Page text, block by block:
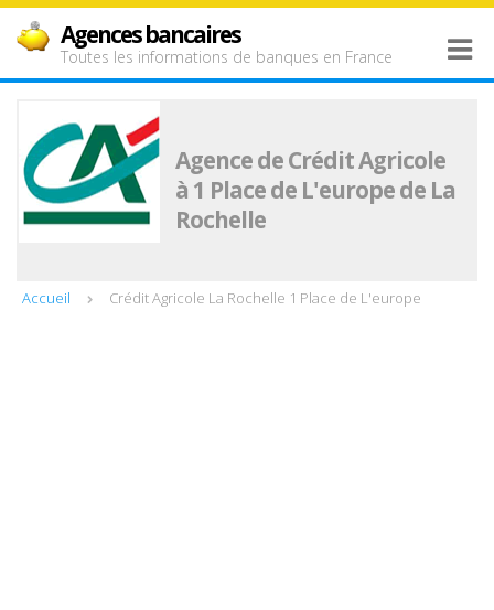
Agences bancaires
Toutes les informations de banques en France
Agence de Crédit Agricole
à 1 Place de L'europe de La
Rochelle
Accueil Crédit Agricole La Rochelle 1 Place de L'europe